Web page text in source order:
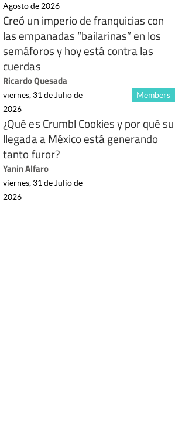
Agosto de 2026
Creó un imperio de franquicias con
las empanadas “bailarinas” en los
semáforos y hoy está contra las
cuerdas
Ricardo Quesada
Members
viernes, 31 de Julio de
2026
¿Qué es Crumbl Cookies y por qué su
llegada a México está generando
tanto furor?
Yanin Alfaro
viernes, 31 de Julio de
2026